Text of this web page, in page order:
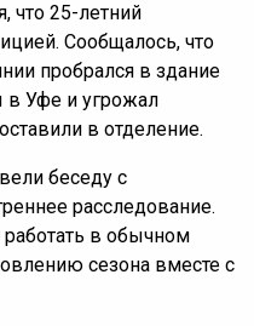
что 25-летний
Сообщалось, что
пробрался в здание
Уфе и угрожал
в отделение.
беседу с
расследование.
в обычном
сезона вместе с